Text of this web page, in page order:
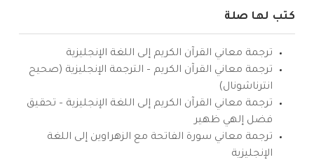
كتب لها صلة
ترجمة معاني القرآن الكريم إلى اللغة الإنجليزية
ترجمة معاني القرآن الكريم – الترجمة الإنجليزية (صحيح
انترناشونال)
ترجمة معاني القرآن الكريم إلى اللغة الإنجليزية – تحقيق
فضل إلهي ظهير
ترجمة معاني سورة الفاتحة مع الزهراوين إلى اللغة
الإنجليزية